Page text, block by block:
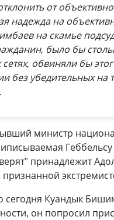
от
надежда на
на скамье
было бы
обвиняли бы
без убедительных на
министр
принадлежит
сегодня Куандык
он попросил